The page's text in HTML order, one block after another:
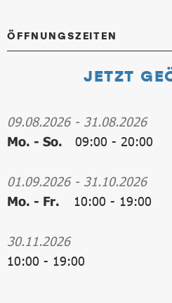
ÖFFNUNGSZEITEN
JETZT
09.08.2026- 31.08.2026
Mo. - So.
09:00 - 20:00
01.09.2026- 31.10.2026
Mo. - Fr.
10:00 - 19:00
30.11.2026
10:00 - 19:00